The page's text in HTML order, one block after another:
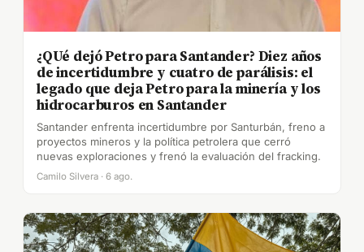
¿QUé dejó Petro para Santander? Diez años
de incertidumbre y cuatro de parálisis: el
legado que deja Petro para la minería y los
hidrocarburos en Santander
Santander enfrenta incertidumbre por Santurbán, freno a
proyectos mineros y la política petrolera que cerró
nuevas exploraciones y frenó la evaluación del fracking.
Camilo Silvera · 6 ago.